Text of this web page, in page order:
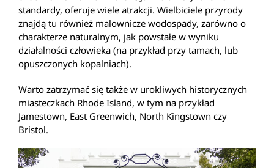
standardy, oferuje wiele atrakcji. Wielbiciele przyrody
znajdą tu również malownicze wodospady, zarówno o
charakterze naturalnym, jak powstałe w wyniku
działalności człowieka (na przykład przy tamach, lub
opuszczonych kopalniach).
Warto zatrzymać się także w urokliwych historycznych
miasteczkach Rhode Island, w tym na przykład
Jamestown, East Greenwich, North Kingstown czy
Bristol.